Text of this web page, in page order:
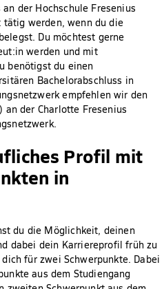
der Hochschule Fresenius
werden, wenn du die
Du möchtest gerne
werden und mit
benötigst du einen
Bachelorabschluss in
empfehlen wir den
an der Charlotte Fresenius
Profil mit
in
du die Möglichkeit, deinen
dabei dein Karriereprofil früh zu
für zwei Schwerpunkte. Dabei
aus dem Studiengang